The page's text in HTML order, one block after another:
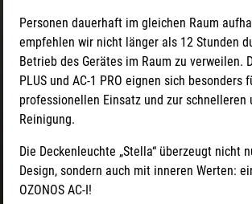
Personen dauerhaft im gleichen Raum
empfehlen wir nicht länger als 12 Stunden
Betrieb des Gerätes im Raum zu verweilen.
PLUS und AC-1 PRO eignen sich besonders
professionellen Einsatz und zur schnelleren
Reinigung.
Die Deckenleuchte „Stella“ überzeugt nicht
Design, sondern auch mit inneren Werten:
OZONOS AC-I!